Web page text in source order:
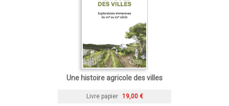
Une histoire agricole des villes
Livre papier 19,00 €